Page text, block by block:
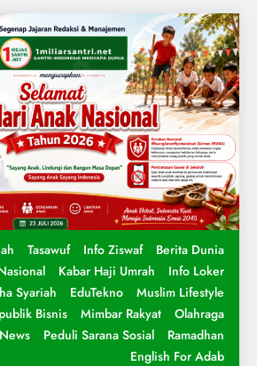
Tasawuf Info Ziswaf
Berita Dunia
Kabar Haji Umrah
Info Loker
Syariah
EduTekno
Muslim Lifestyle
Bisnis
Mimbar Rakyat
Olahraga
Peduli Sarana Sosial
Ramadhan
English For Adab